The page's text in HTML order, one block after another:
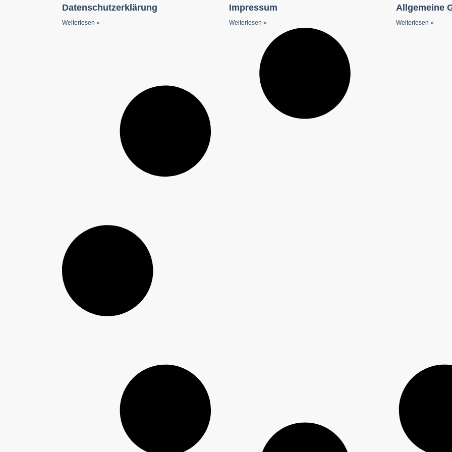
Datenschutzerklärung
Weiterlesen »
Impressum
Weiterlesen »
Allgemeine
Weiterlesen »